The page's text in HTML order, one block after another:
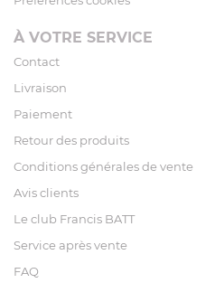
À VOTRE SERVICE
Contact
Livraison
Paiement
Retour des produits
Conditions générales de vente
Avis clients
Le club Francis BATT
Service après vente
FAQ